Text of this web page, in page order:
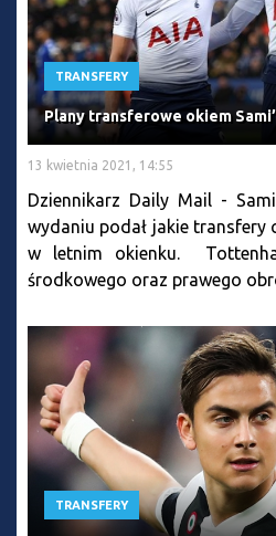
TRANSFERY
Plany transferowe okiem
13 kwietnia 2021, 14:55
Dziennikarz Daily Mail -
wydaniu podał jakie transfery
w letnim okienku.
środkowego oraz prawego
TRANSFERY